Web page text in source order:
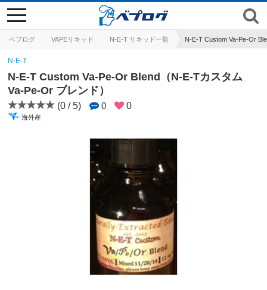
ベプログ VAPEリキッド N-E-T リキッド一覧 N-E-T Custom Va-Pe-Or
toggle
navigation
N-E-T
N-E-T Custom Va-Pe-Or Blend（N-E-Tカスタム
Va-Pe-Or ブレンド）
(0 / 5) 0 0
海外産